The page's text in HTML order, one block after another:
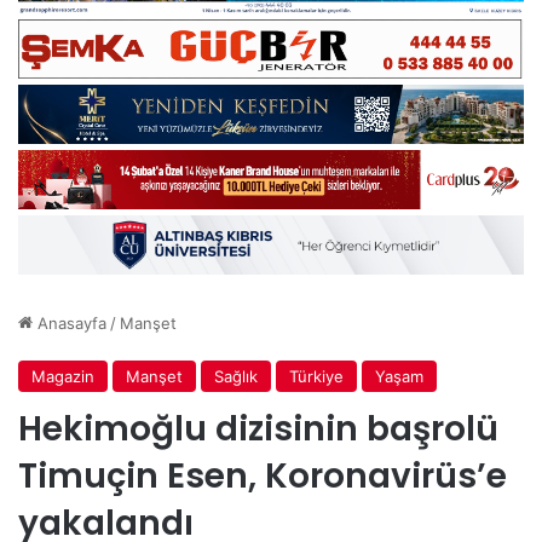
Anasayfa / Manşet
Magazin Manşet Sağlık Türkiye Yaşam
Hekimoğlu dizisinin başrolü
Timuçin Esen, Koronavirüs’e
yakalandı